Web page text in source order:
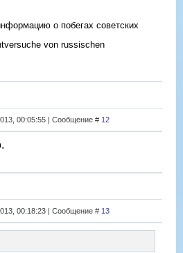
о побегах советских
von russischen
00:05:55 | Сообщение # 12
00:18:23 | Сообщение # 13